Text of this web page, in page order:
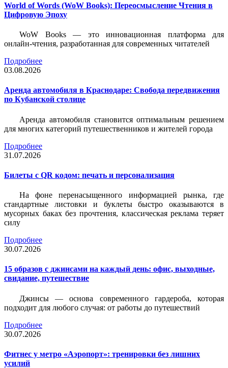
World of Words (WoW Books): Переосмысление Чтения в
Цифровую Эпоху
WoW Books — это инновационная платформа для
онлайн-чтения, разработанная для современных читателей
Подробнее
03.08.2026
Аренда автомобиля в Краснодаре: Свобода передвижения
по Кубанской столице
Аренда автомобиля становится оптимальным решением
для многих категорий путешественников и жителей города
Подробнее
31.07.2026
Билеты c QR кодом: печать и персонализация
На фоне перенасыщенного информацией рынка, где
стандартные листовки и буклеты быстро оказываются в
мусорных баках без прочтения, классическая реклама теряет
силу
Подробнее
30.07.2026
15 образов с джинсами на каждый день: офис, выходные,
свидание, путешествие
Джинсы — основа современного гардероба, которая
подходит для любого случая: от работы до путешествий
Подробнее
30.07.2026
Фитнес у метро «Аэропорт»: тренировки без лишних
усилий